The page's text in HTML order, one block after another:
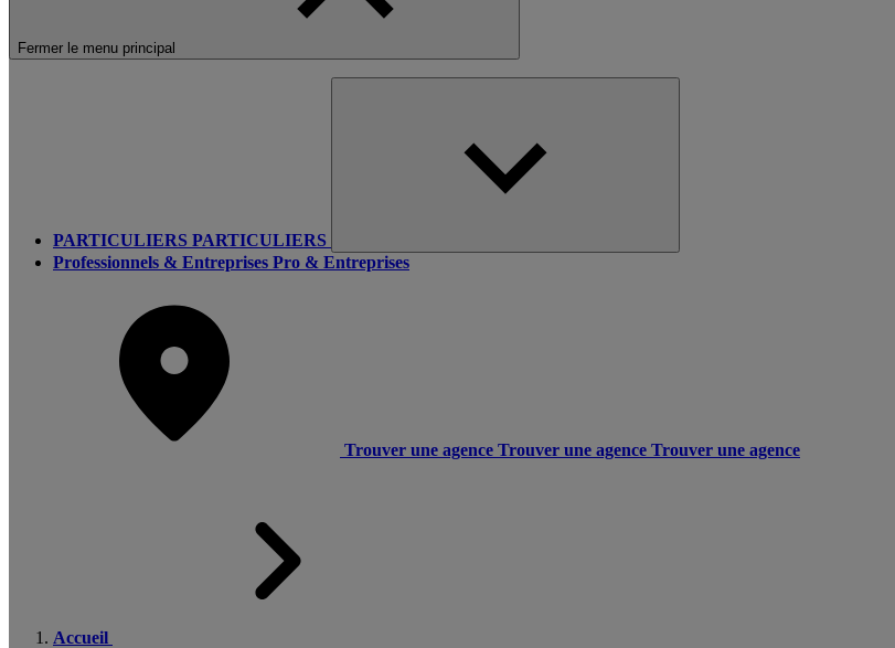
Fermer le menu principal
PARTICULIERS PARTICULIERS
Professionnels & Entreprises Pro & Entreprises
Trouver une agence Trouver une agence Trouver une agence
Accueil